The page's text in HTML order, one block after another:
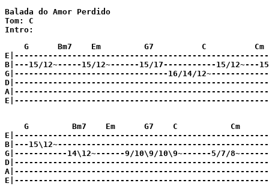
Balada do Amor Perdido
Tom: C
Intro:
G      Bm7    Em         G7          C          Cm
B|---15/12~-----15/12~------15/17-----------15/12~---
G|--------------------------------16/14/
G         Bm7    Em      G7    C           Cm
B|---
G|-----------14\12~------9/10\9/10\9~------5/7/